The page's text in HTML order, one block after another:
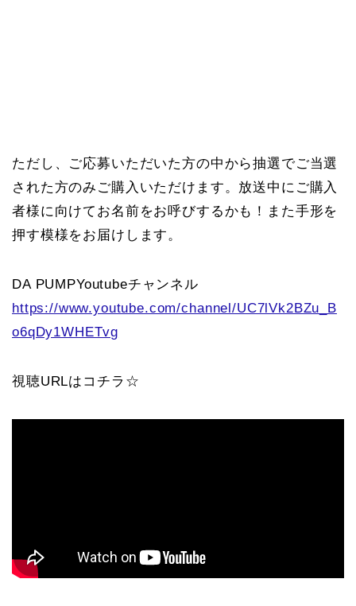
ただし、ご応募いただいた方の中から抽選でご当選
された方のみご購入いただけます。放送中にご購入
者様に向けてお名前をお呼びするかも！また手形を
押す模様をお届けします。
DA PUMPYoutubeチャンネル
https://www.youtube.com/channel/UC7lVk2BZu_B
o6qDy1WHETvg
視聴URLはコチラ☆